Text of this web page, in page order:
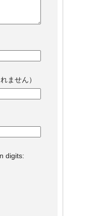
ません）
digits: